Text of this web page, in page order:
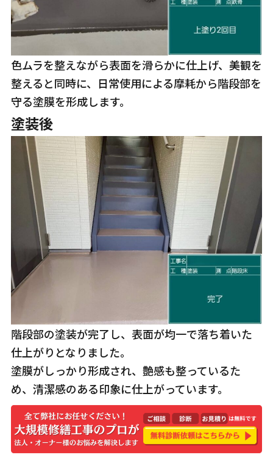
色ムラを整えながら表面を滑らかに仕上げ、美観を
整えると同時に、日常使用による摩耗から階段部を
守る塗膜を形成します。
塗装後
階段部の塗装が完了し、表面が均一で落ち着いた
仕上がりとなりました。
塗膜がしっかり形成され、艶感も整っているた
め、清潔感のある印象に仕上がっています。